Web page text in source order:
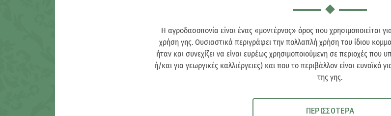
Η αγροδασοπονία είναι ένας «μοντέρνος» όρος που χρησιμοποιείται
χρήση γης. Ουσιαστικά περιγράφει την πολλαπλή χρήση του ίδιου
ήταν και συνεχίζει να είναι ευρέως χρησιμοποιούμενη σε περιοχές που
ή/και για γεωργικές καλλιέργειες) και που το περιβάλλον είναι ευνοϊκό
της γης.
ΠΕΡΙΣΣΟΤΕΡΑ